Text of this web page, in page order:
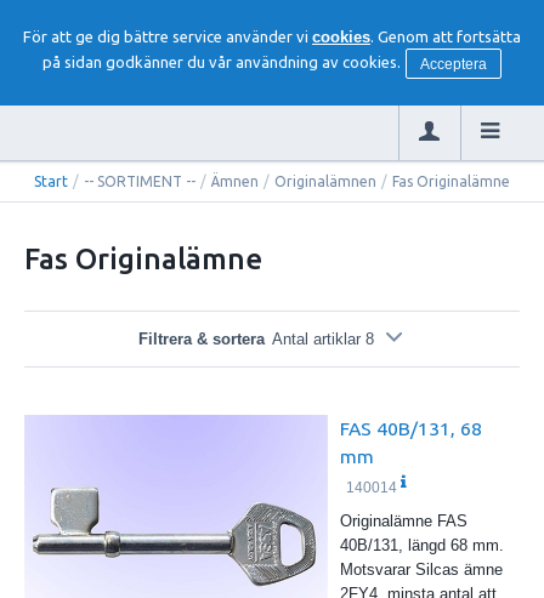
För att ge dig bättre service använder vi cookies. Genom att fortsätta
på sidan godkänner du vår användning av cookies.
Acceptera
Start / -- SORTIMENT -- / Ämnen / Originalämnen / Fas Originalämne
Fas Originalämne
Filtrera & sortera Antal artiklar 8
FAS 40B/131, 68
mm
140014
Originalämne FAS
40B/131, längd 68 mm.
Motsvarar Silcas ämne
2FY4, minsta antal att